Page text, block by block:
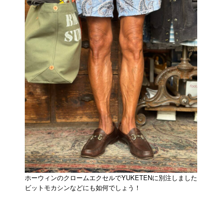
ホーウィンのクロームエクセルでYUKETENに別注しました
ビットモカシンなどにも如何でしょう！